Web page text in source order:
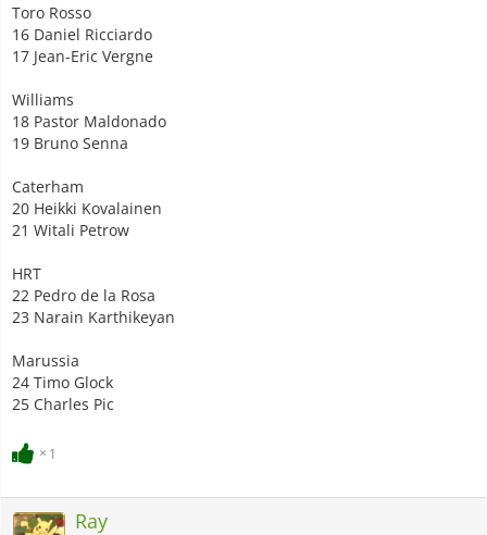
Toro Rosso
16 Daniel Ricciardo
17 Jean-Eric Vergne
Williams
18 Pastor Maldonado
19 Bruno Senna
Caterham
20 Heikki Kovalainen
21 Witali Petrow
HRT
22 Pedro de la Rosa
23 Narain Karthikeyan
Marussia
24 Timo Glock
25 Charles Pic
1
Ray